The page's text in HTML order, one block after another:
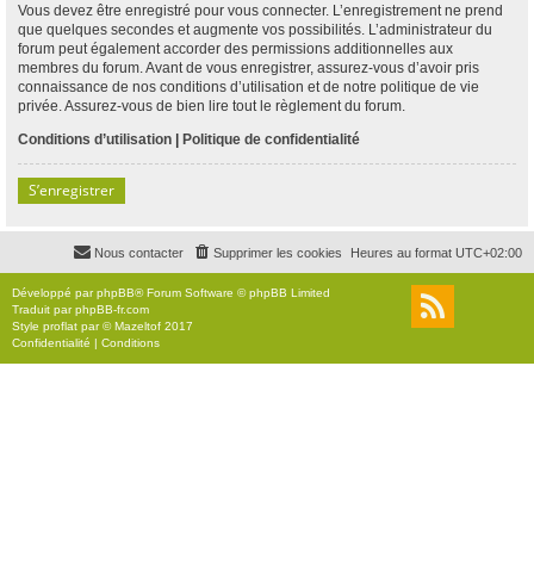
Vous devez être enregistré pour vous connecter. L’enregistrement ne prend
que quelques secondes et augmente vos possibilités. L’administrateur du
forum peut également accorder des permissions additionnelles aux
membres du forum. Avant de vous enregistrer, assurez-vous d’avoir pris
connaissance de nos conditions d’utilisation et de notre politique de vie
privée. Assurez-vous de bien lire tout le règlement du forum.
Conditions d’utilisation | Politique de confidentialité
S’enregistrer
Heures au format UTC+02:00
Supprimer les cookies
Nous contacter
Développé parphpBB® Forum Software © phpBB Limited
Traduit parphpBB-fr.com
Style proflat par ©Mazeltof 2017
Confidentialité | Conditions